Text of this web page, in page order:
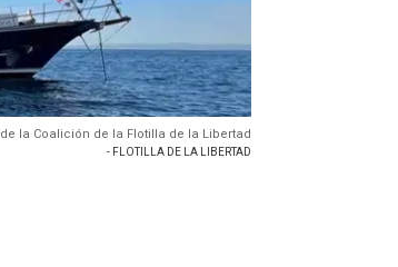
la Coalición de la Flotilla de la Libertad
- FLOTILLA DE LA LIBERTAD